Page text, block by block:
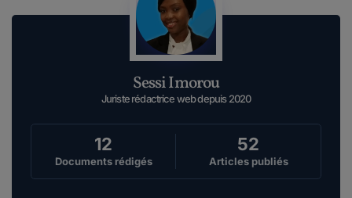
Sessi Imorou
Juriste rédactrice web depuis 2020
12
Documents rédigés
52
Articles publiés